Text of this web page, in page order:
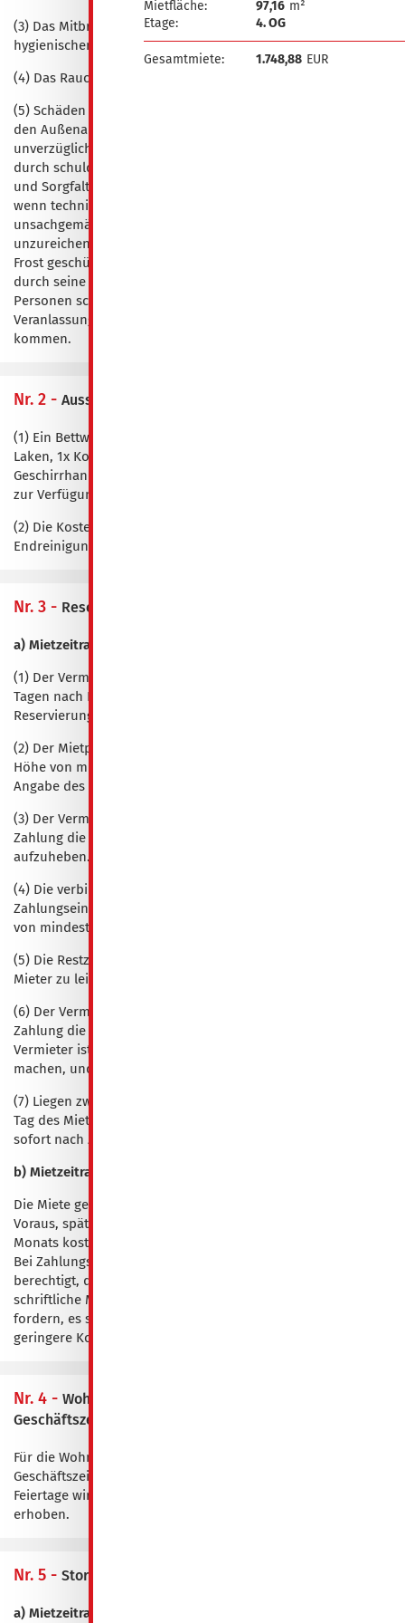
(3) Das Mitbringen von Tieren jeglicher Art ist aus
hygienischen Gründen nicht gestattet.
(4) Das Rauchen in den Mieträumen ist nicht gestattet.
(5) Schäden am Inventar, in den Mieträumen, im Haus und an
den Außenanlagen sind dem Wohnungsunternehmen
unverzüglich anzuzeigen. Der Mieter haftet für Schäden, die
durch schuldhafte Verletzung der ihm obliegenden Anzeige-
und Sorgfaltspflichten verursacht werden, insbesondere
wenn technische Anlagen und sonstige Einrichtungen
unsachgemäß behandelt, die überlassenen Räume nur
unzureichend gelüftet, geheizt oder nicht genügend gegen
Frost geschützt werden. Er haftet auch für Schäden, die
durch seine Angehörigen, Untermieter sowie von sonstigen
Personen schuldhaft verursacht werden, die auf
Veranlassung des Mieters mit der Mietsache in Berührung
kommen.
Nr. 2 - Ausstattung des Mietgegenstandes
(1) Ein Bettwäsche- und Handtücherset, bestehend aus 1x
Laken, 1x Kopfkissenbezug, 1x Bettdeckenbezug, 1x
Geschirrhandtuch und 1x Duschtuch, wird vor Ort pro Person
zur Verfügung gestellt.
(2) Die Kosten für Strom, Wasser, TV, Heizung und der
Endreinigung sind im Preis enthalten.
Nr. 3 - Reservierungsmodalitäten und Zahlungsweise
a) Mietzeitraum 2 ÜN bis 30 ÜN
(1) Der Vermieter bestätigt hiermit bis zum Ablauf von 17
Tagen nach Rechnungsversendung die unverbindliche
Reservierung der Unterkunft.
(2) Der Mietpreis ist mit Zugang der Ausgangsrechnung in
Höhe von mindestens 50% innerhalb von 14 Tagen - unter
Angabe des Zahlungsgrundes - zur Zahlung fällig.
(3) Der Vermieter behält sich vor, im Falle nicht rechtzeitiger
Zahlung die unverbindliche Reservierung kostenfrei
aufzuheben.
(4) Die verbindliche Reservierung der Unterkunft erfolgt mit
Zahlungseingang des Ausgangsrechnungsbetrages in Höhe
von mindestens 50% auf dem Konto des Vermieters.
(5) Die Restzahlung ist 14 Tage vor Mietbeginn durch den
Mieter zu leisten.
(6) Der Vermieter behält sich vor, im Falle nicht rechtzeitiger
Zahlung die verbindliche Reservierung aufzuheben. Der
Vermieter ist dann berechtigt, eine Entschädigung geltend zu
machen, und zwar nach den Pauschalen gemäß Nr. 5 AVB.
(7) Liegen zwischen dem Tag der Rechnungslegung und dem
Tag des Mietbeginns weniger als 14 Tage, ist der Mietpreis
sofort nach Zugang der Ausgangsrechnung fällig.
b) Mietzeitraum 30 ÜN bis 180 ÜN
Die Miete gemäß dieser Ausgangsrechnung ist monatlich im
Voraus, spätestens bis zum dritten Werktag eines jeden
Monats kostenfrei zu entrichten.
Bei Zahlungsverzug ist das Wohnungsunternehmen
berechtigt, die gesetzlichen Verzugszinsen und für jede
schriftliche Mahnung 5,00 € pauschalisierte Mahnkosten zu
fordern, es sei denn, der Mieter weist nach, dass wesentlich
geringere Kosten entstanden sind.
Nr. 4 - Wohnungsübergabe/-abnahme außerhalb der
Geschäftszeiten
Für die Wohnungsübergabe bzw. -abnahme außerhalb der
Geschäftszeiten unseres Unternehmens sowie an Sonn- und
Feiertage wird eine Servicegebühr in Höhe von 10,00 €
erhoben.
Nr. 5 - Stornierung und Aufenthaltsabbruch
a) Mietzeitraum 2 ÜN bis 30 ÜN
Mietfläche:
97,16 m²
Etage:
4. OG
Gesamtmiete: 1.748,88 EUR